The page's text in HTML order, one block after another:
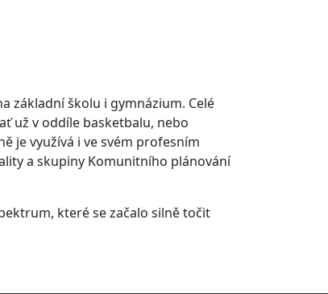
základní školu i gymnázium. Celé
už v oddíle basketbalu, nebo
je využívá i ve svém profesním
a skupiny Komunitního plánování
které se začalo silně točit